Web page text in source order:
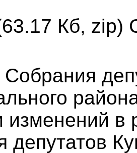
Кб, zip)
изменений в
депутатов